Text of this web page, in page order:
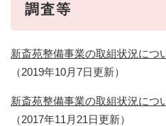
調査等
新斎苑整備事業の取組状況につ
（2019年10月7日更新）​
新斎苑整備事業の取組状況につ
（2017年11月21日更新）​